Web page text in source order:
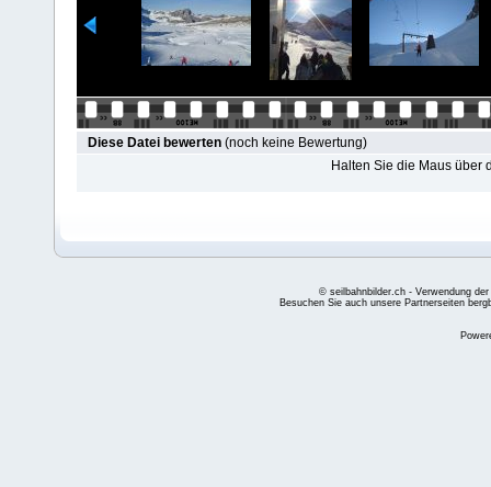
Diese Datei bewerten (noch keine Bewertung)
Halten Sie die Maus über
© seilbahnbilder.ch - Verwendung
Besuchen Sie auch unsere Partnerseiten